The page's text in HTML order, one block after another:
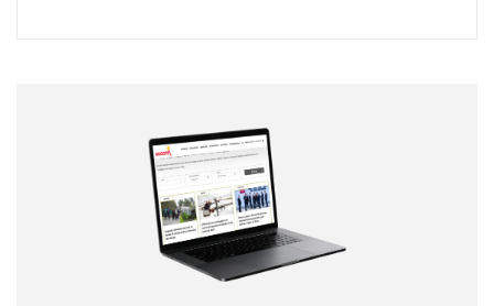
Correo electrónico
Tipo de comentario